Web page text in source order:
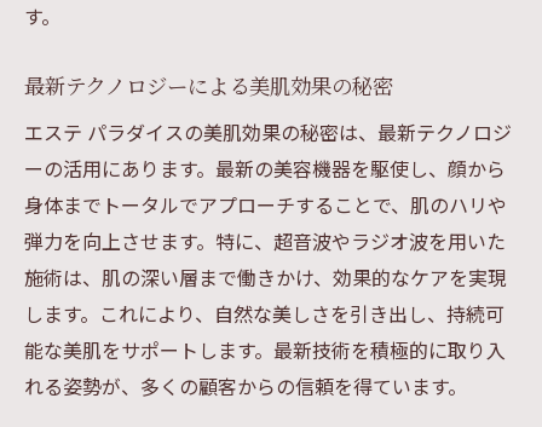
す。
最新テクノロジーによる美肌効果の秘密
エステ パラダイスの美肌効果の秘密は、最新テクノロジ
ーの活用にあります。最新の美容機器を駆使し、顔から
身体までトータルでアプローチすることで、肌のハリや
弾力を向上させます。特に、超音波やラジオ波を用いた
施術は、肌の深い層まで働きかけ、効果的なケアを実現
します。これにより、自然な美しさを引き出し、持続可
能な美肌をサポートします。最新技術を積極的に取り入
れる姿勢が、多くの顧客からの信頼を得ています。